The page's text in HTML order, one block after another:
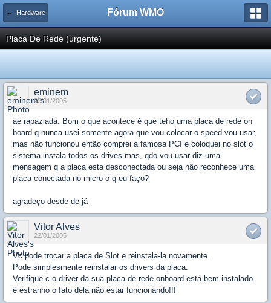
← Hardware Fórum WMO
Placa De Rede (urgente)
eminem
22/01/2005
ae rapaziada. Bom o que acontece é que teho uma placa de rede on
board q nunca usei somente agora que vou colocar o speed vou usar,
mas não funcionou então comprei a famosa PCI e coloquei no slot o
sistema instala todos os drives mas, qdo vou usar diz uma
mensagem q a placa esta desconectada ou seja não reconhece uma
placa conectada no micro o q eu faço?
agradeço desde de já
Vitor Alves
22/01/2005
Vc pode trocar a placa de Slot e reinstala-la novamente.
Pode simplesmente reinstalar os drivers da placa.
Verifique c o driver da sua placa de rede onboard está bem instalado.
é estranho o fato dela não estar funcionando!!!